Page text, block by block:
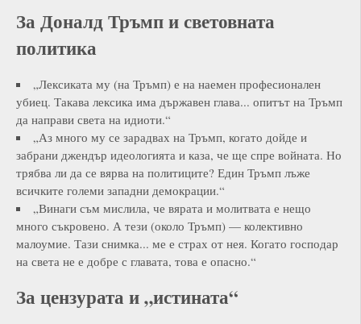
За Доналд Тръмп и световната
политика
„Лексиката му (на Тръмп) е на наемен професионален
убиец. Такава лексика има държавен глава... опитът на Тръмп
да направи света на идиоти.“
„Аз много му се зарадвах на Тръмп, когато дойде и
забрани джендър идеологията и каза, че ще спре войната. Но
трябва ли да се вярва на политиците? Един Тръмп лъже
всичките големи западни демокрации.“
„Винаги съм мислила, че вярата и молитвата е нещо
много съкровено. А тези (около Тръмп) — колективно
малоумие. Тази снимка... ме е страх от нея. Когато господар
на света не е добре с главата, това е опасно.“
За цензурата и „истината“